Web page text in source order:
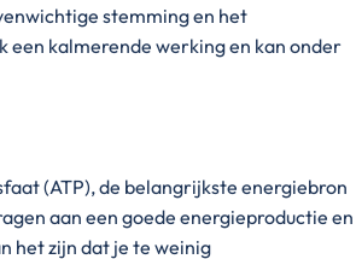
stemming en het
kalmerende werking en kan onder
(ATP), de belangrijkste energiebron
aan een goede energieproductie en
het zijn dat je te weinig